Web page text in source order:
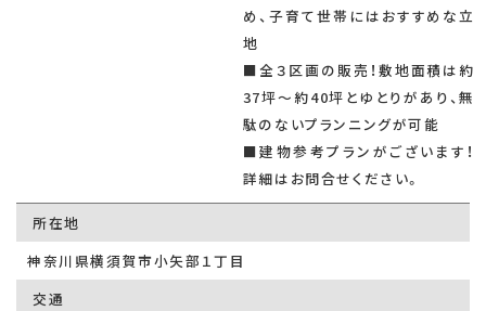
め、子育て世帯にはおすすめな立
地
■全３区画の販売！敷地面積は約
37坪〜約40坪とゆとりがあり、無
駄のないプランニングが可能
■建物参考プランがございます！
詳細はお問合せください。
所在地
神奈川県横須賀市小矢部１丁目
交通